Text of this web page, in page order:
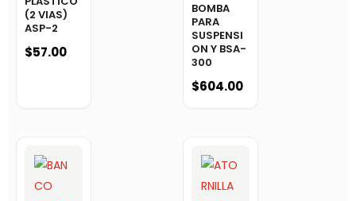
(2 VIAS)
ASP-2
$57.00
BOMBA
PARA
SUSPENSI
ON Y BSA-
300
$604.00